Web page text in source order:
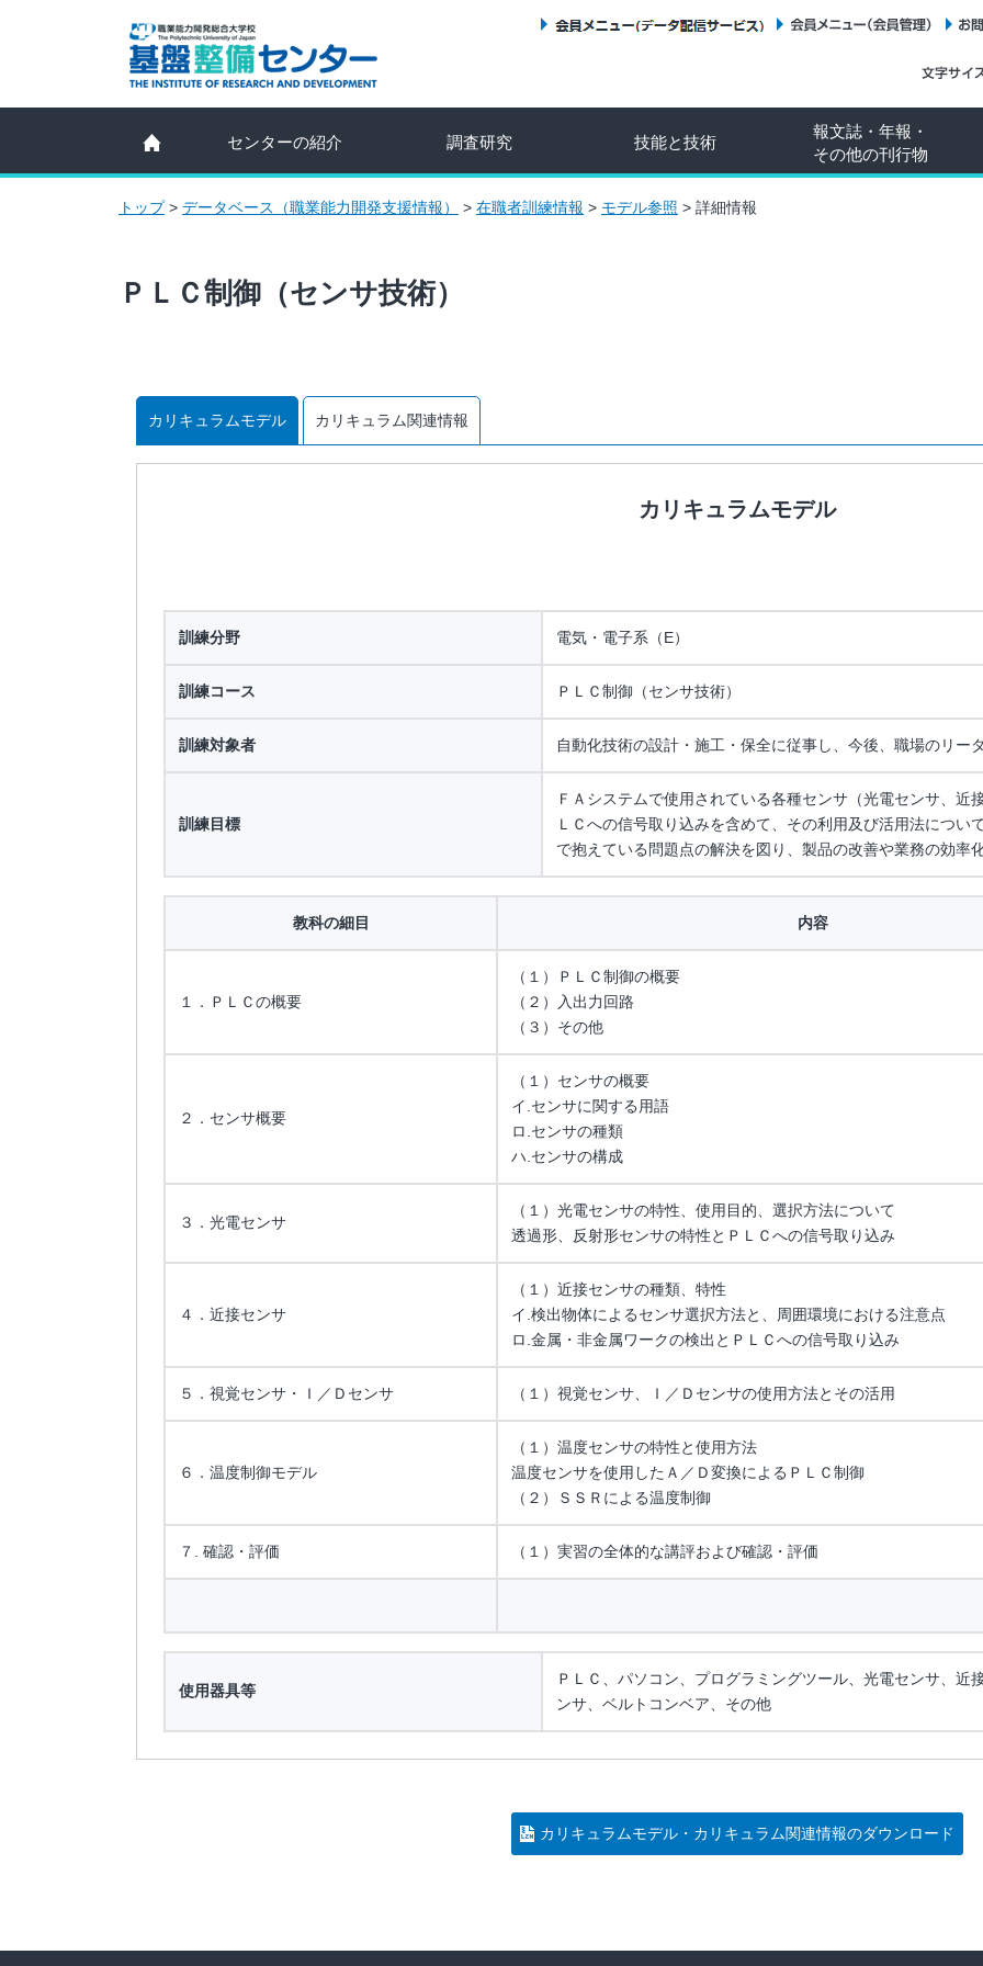
センターの紹介 調査研究 技能と技術
報文誌・年報・
その他の刊行物
トップ> データベース（職業能力開発支援情報） > 在職者訓練情報 > モデル参照 > 詳細情報
ＰＬＣ制御（センサ技術）
カリキュラムモデル カリキュラム関連情報
カリキュラムモデル
訓練分野 電気・電子系（E）
訓練コース ＰＬＣ制御（センサ技術）
訓練対象者 自動化技術の設計・施工・保全に従事し、今後、職場のリー
訓練目標
ＦＡシステムで使用されている各種センサ（光電センサ、近
ＬＣへの信号取り込みを含めて、その利用及び活用法につい
で抱えている問題点の解決を図り、製品の改善や業務の効率
教科の細目 内容
１．ＰＬＣの概要
（１）ＰＬＣ制御の概要
（２）入出力回路
（３）その他
２．センサ概要
（１）センサの概要
イ.センサに関する用語
ロ.センサの種類
ハ.センサの構成
３．光電センサ
（１）光電センサの特性、使用目的、選択方法について
透過形、反射形センサの特性とＰＬＣへの信号取り込み
４．近接センサ
（１）近接センサの種類、特性
イ.検出物体によるセンサ選択方法と、周囲環境における注意点
ロ.金属・非金属ワークの検出とＰＬＣへの信号取り込み
５．視覚センサ・Ｉ／Ｄセンサ （１）視覚センサ、Ｉ／Ｄセンサの使用方法とその活用
６．温度制御モデル
（１）温度センサの特性と使用方法
温度センサを使用したＡ／Ｄ変換によるＰＬＣ制御
（２）ＳＳＲによる温度制御
７. 確認・評価 （１）実習の全体的な講評および確認・評価
使用器具等
ＰＬＣ、パソコン、プログラミングツール、光電センサ、近
ンサ、ベルトコンベア、その他
カリキュラムモデル・カリキュラム関連情報のダウンロード